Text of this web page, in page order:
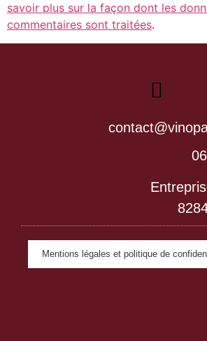
savoir plus sur la façon dont les
commentaires sont traitées.
Mentions légales et politique de